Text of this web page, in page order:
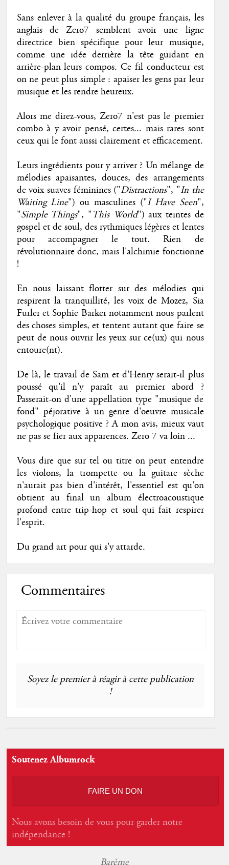
Sans enlever à la qualité du groupe français, les
anglais de Zero7 semblent avoir une ligne
directrice bien spécifique pour leur musique,
comme une idée derrière la tête guidant en
arrière-plan leurs compos. Ce fil conducteur est
on ne peut plus simple : apaiser les gens par leur
musique et les rendre heureux.
Alors me direz-vous, Zero7 n'est pas le premier
combo à y avoir pensé, certes... mais rares sont
ceux qui le font aussi clairement et efficacement.
Leurs ingrédients pour y arriver ? Un mélange de
mélodies apaisantes, douces, des arrangements
de voix suaves féminines ("Distractions", "In the
Waiting Line") ou masculines ("I Have Seen",
"Simple Things", "This World") aux teintes de
gospel et de soul, des rythmiques légères et lentes
pour accompagner le tout. Rien de
révolutionnaire donc, mais l'alchimie fonctionne
!
En nous laissant flotter sur des mélodies qui
respirent la tranquillité, les voix de Mozez, Sia
Furler et Sophie Barker notamment nous parlent
des choses simples, et tentent autant que faire se
peut de nous ouvrir les yeux sur ce(ux) qui nous
entoure(nt).
De là, le travail de Sam et d'Henry serait-il plus
poussé qu'il n'y paraît au premier abord ?
Passerait-on d'une appellation type "musique de
fond" péjorative à un genre d'oeuvre musicale
psychologique positive ? A mon avis, mieux vaut
ne pas se fier aux apparences. Zero 7 va loin ...
Vous dire que sur tel ou titre on peut entendre
les violons, la trompette ou la guitare sèche
n'aurait pas bien d'intérêt, l'essentiel est qu'on
obtient au final un album électroacoustique
profond entre trip-hop et soul qui fait respirer
l'esprit.
Du grand art pour qui s'y attarde.
Commentaires
Soyez le premier à réagir à cette publication
!
Soutenez Albumrock
FAIRE UN DON
Nous avons besoin de vous pour garder notre
indépendance !
Barème